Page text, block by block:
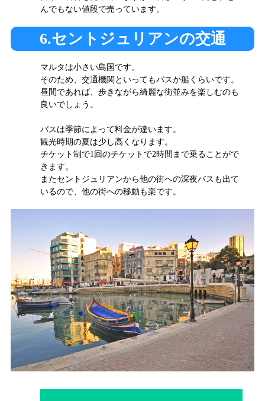
んでもない値段で売っています。
6.セントジュリアンの交通
マルタは小さい島国です。
そのため、交通機関といってもバスか船くらいです。
昼間であれば、歩きながら綺麗な街並みを楽しむのも
良いでしょう。
バスは季節によって料金が違います。
観光時期の夏は少し高くなります。
チケット制で1回のチケットで2時間まで乗ることがで
きます。
またセントジュリアンから他の街への深夜バスも出て
いるので、他の街への移動も楽です。